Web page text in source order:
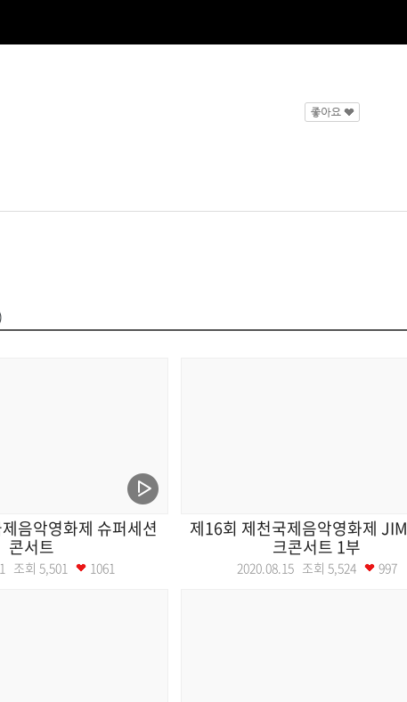
음악영화제 슈퍼세션
콘서트
조회 5,501 1061
제16회 제천국제음악영화제
크콘서트 1부
2020.08.15 조회 5,524 997